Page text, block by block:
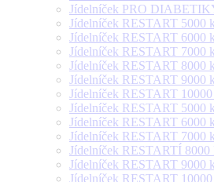
Jídelníček PRO
Jídelníček RESTART 5000
Jídelníček RESTART 6000
Jídelníček RESTART 7000
Jídelníček RESTART 8000
Jídelníček RESTART 9000
Jídelníček RESTART 10000
Jídelníček RESTART 5000
Jídelníček RESTART 6000
Jídelníček RESTART 7000
Jídelníček RESTARTÍ 8000
Jídelníček RESTART 9000
Jídelníček RESTART